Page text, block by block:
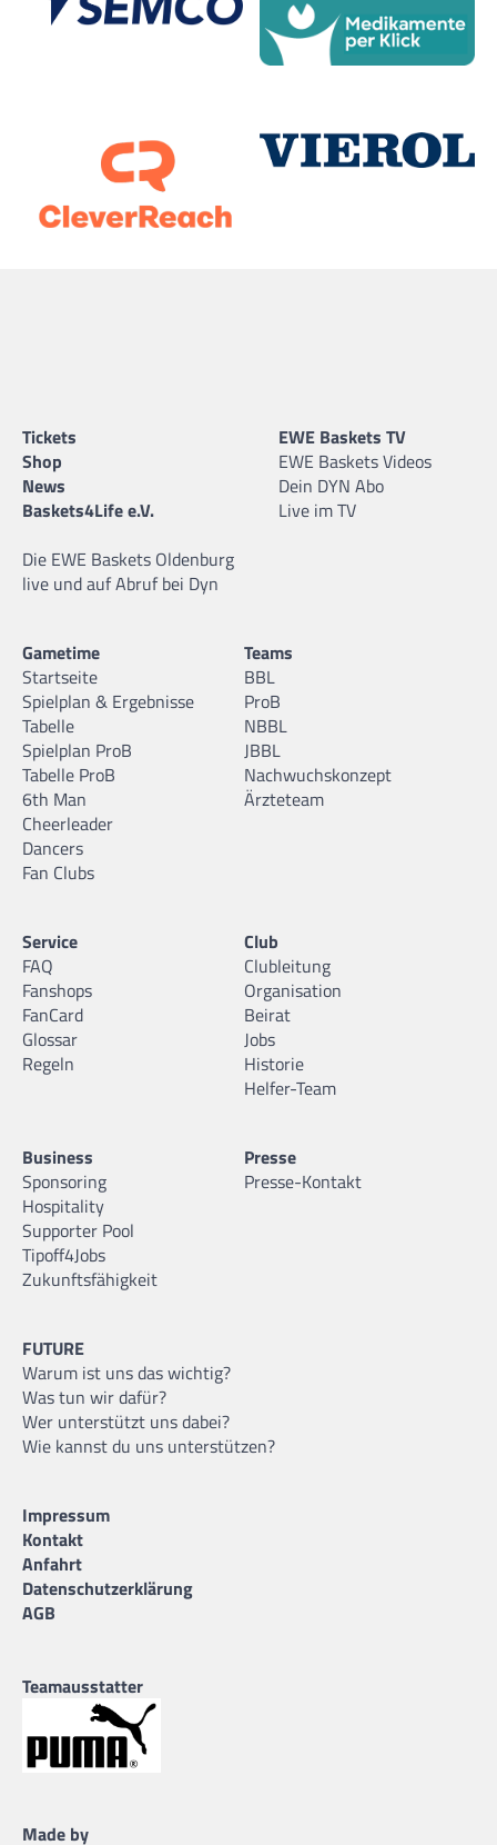
Tickets
Shop
News
Baskets4Life e.V.
Die EWE Baskets Oldenburg
live und auf Abruf bei Dyn
EWE Baskets TV
EWE Baskets Videos
Dein DYN Abo
Live im TV
Gametime
Startseite
Spielplan & Ergebnisse
Tabelle
Spielplan ProB
Tabelle ProB
6th Man
Cheerleader
Dancers
Fan Clubs
Teams
BBL
ProB
NBBL
JBBL
Nachwuchskonzept
Ärzteteam
Service
FAQ
Fanshops
FanCard
Glossar
Regeln
Club
Clubleitung
Organisation
Beirat
Jobs
Historie
Helfer-Team
Business
Sponsoring
Hospitality
Supporter Pool
Tipoff4Jobs
Zukunftsfähigkeit
Presse
Presse-Kontakt
FUTURE
Warum ist uns das wichtig?
Was tun wir dafür?
Wer unterstützt uns dabei?
Wie kannst du uns unterstützen?
Impressum
Kontakt
Anfahrt
Datenschutzerklärung
AGB
Teamausstatter
Made by